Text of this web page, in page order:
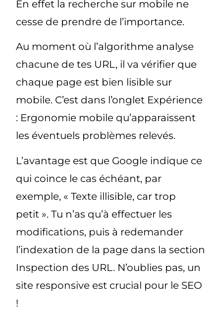
En effet la recherche sur mobile ne
cesse de prendre de l’importance.
Au moment où l’algorithme analyse
chacune de tes URL, il va vérifier que
chaque page est bien lisible sur
mobile. C’est dans l’onglet Expérience
: Ergonomie mobile qu’apparaissent
les éventuels problèmes relevés.
L’avantage est que Google indique ce
qui coince le cas échéant, par
exemple, « Texte illisible, car trop
petit ». Tu n’as qu’à effectuer les
modifications, puis à redemander
l’indexation de la page dans la section
Inspection des URL. N’oublies pas, un
site responsive est crucial pour le SEO
!